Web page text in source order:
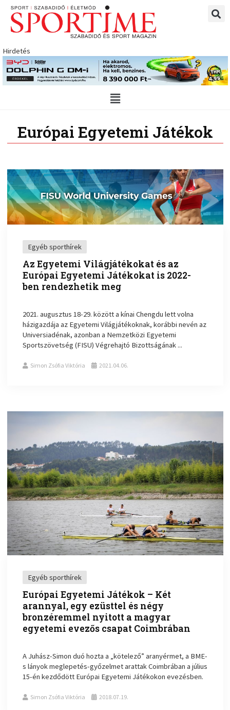
Skip
content
Hirdetés
Main
Menu
Európai Egyetemi Játékok
Egyéb sporthírek
Az Egyetemi Világjátékokat és az
Európai Egyetemi Játékokat is 2022-
ben rendezhetik meg
2021. augusztus 18-29. között a kínai Chengdu lett volna
házigazdája az Egyetemi Világjátékoknak, korábbi nevén az
Universiadénak, azonban a Nemzetközi Egyetemi
Sportszövetség (FISU) Végrehajtó Bizottságának ...
Simon Zsófia Viktória 2021.04.06.
Egyéb sporthírek
Európai Egyetemi Játékok – Két
arannyal, egy ezüsttel és négy
bronzéremmel nyitott a magyar
egyetemi evezős csapat Coimbrában
A Juhász-Simon duó hozta a „kötelező” aranyérmet, a BME-
s lányok meglepetés-győzelmet arattak Coimbrában a július
15-én kezdődött Európai Egyetemi Játékokon evezésben.
Simon Zsófia Viktória 2018.07.19.